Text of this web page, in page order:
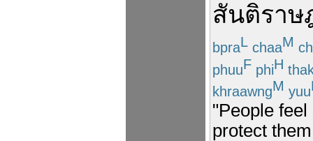
สันติราษ
bpraL chaaM
phuuF phiH
khraawngM yuu
"People
protect